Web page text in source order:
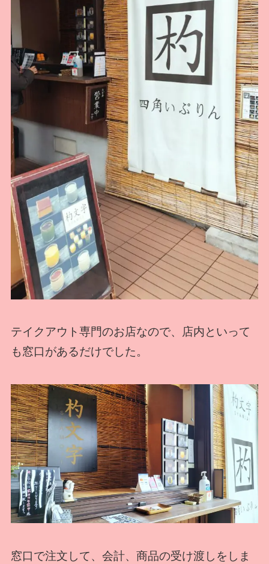
テイクアウト専門のお店なので、店内といって
も窓口があるだけでした。
窓口で注文して、会計、商品の受け渡しをしま